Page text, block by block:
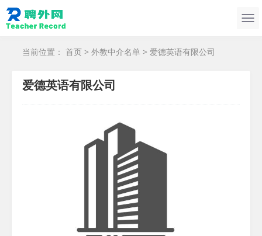
当前位置： 首页 > 外教中介名单 > 爱德英语有限公司
爱德英语有限公司